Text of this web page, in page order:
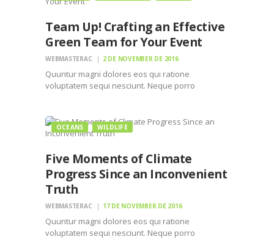
Team Up! Crafting an Effective
Green Team for Your Event
WEBMASTERAC 2 DE NOVEMBER DE 2016
Quuntur magni dolores eos qui ratione
voluptatem sequi nesciunt. Neque porro
numquam eius modi tempora incidunt ut labore
et dolore magnam dolor sit amet, consectetur…
OCEANS WILDLIFE
Five Moments of Climate
Progress Since an Inconvenient
Truth
WEBMASTERAC 17 DE NOVEMBER DE 2016
Quuntur magni dolores eos qui ratione
voluptatem sequi nesciunt. Neque porro